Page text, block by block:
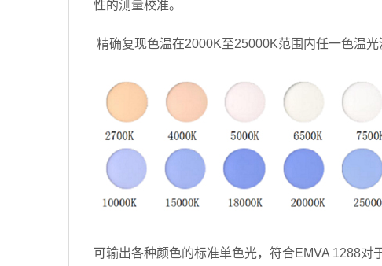
性的测量校准。
精确复现色温在2000K至25000K范围内任一色温
可输出各种颜色的标准单色光，符合EMVA 1288对